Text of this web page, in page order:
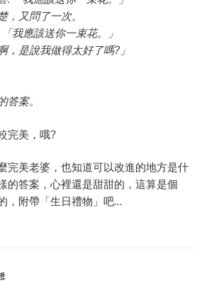
，又問了一次。
我應該送你一束花。」
，是說我做得太好了嗎?」
答案。
完美，哦?
完美老婆，也知道可以改進的地方是什
的答案，心裡還是甜甜的，這算是個
，附帶「生日禮物」吧…